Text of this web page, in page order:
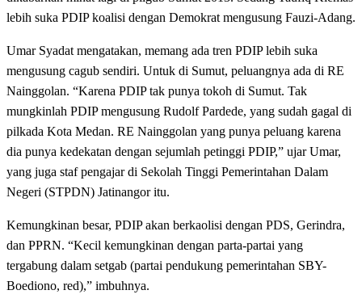
lebih suka PDIP koalisi dengan Demokrat mengusung Fauzi-Adang.
Umar Syadat mengatakan, memang ada tren PDIP lebih suka
mengusung cagub sendiri. Untuk di Sumut, peluangnya ada di RE
Nainggolan. “Karena PDIP tak punya tokoh di Sumut. Tak
mungkinlah PDIP mengusung Rudolf Pardede, yang sudah gagal di
pilkada Kota Medan. RE Nainggolan yang punya peluang karena
dia punya kedekatan dengan sejumlah petinggi PDIP,” ujar Umar,
yang juga staf pengajar di Sekolah Tinggi Pemerintahan Dalam
Negeri (STPDN) Jatinangor itu.
Kemungkinan besar, PDIP akan berkaolisi dengan PDS, Gerindra,
dan PPRN. “Kecil kemungkinan dengan parta-partai yang
tergabung dalam setgab (partai pendukung pemerintahan SBY-
Boediono, red),” imbuhnya.